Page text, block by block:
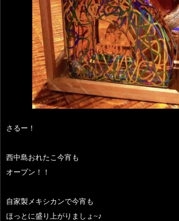
さるー！
西中島おれたこ今宵も
オープン！！
自家製メキシカンで今宵も
ほっとに盛り上がりましょ~♪